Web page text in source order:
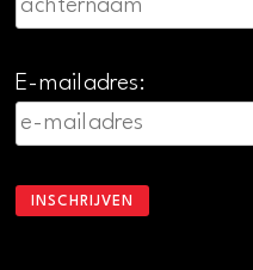
E-mailadres: